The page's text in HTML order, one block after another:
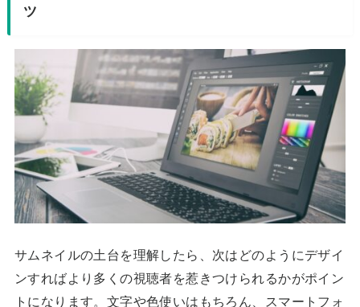
ツ
サムネイルの土台を理解したら、次はどのようにデザイ
ンすればより多くの視聴者を惹きつけられるかがポイン
トになります。文字や色使いはもちろん、スマートフォ